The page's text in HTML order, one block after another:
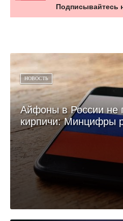
Подписывайтесь
НОВОСТЬ
Айфоны в России не
кирпичи: Минцифры